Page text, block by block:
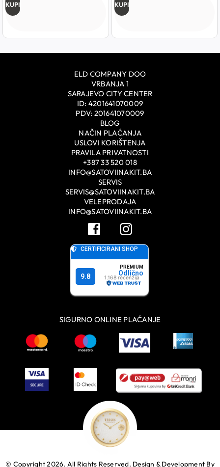
KUPI KUPI
ELD COMPANY DOO
VRBANJA 1
SARAJEVO CITY CENTER
ID: 4201641070009
PDV: 201641070009
BLOG
NAČIN PLAĆANJA
USLOVI KORIŠTENJA
PRAVILA PRIVATNOSTI
+387 33 520 018
INFO@SATOVIINAKIT.BA
SERVIS
SERVIS@SATOVIINAKIT.BA
VELEPRODAJA
INFO@SATOVIINAKIT.BA
SIGURNO ONLINE PLAĆANJE
© Copyright 2026. All Rights Reserved. Design & Development By